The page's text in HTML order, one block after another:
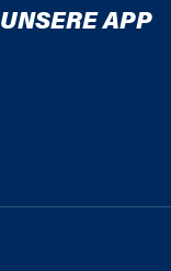
UNSERE APP